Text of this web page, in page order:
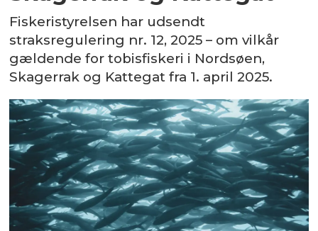
Fiskeristyrelsen har udsendt
straksregulering nr. 12, 2025 – om vilkår
gældende for tobisfiskeri i Nordsøen,
Skagerrak og Kattegat fra 1. april 2025.